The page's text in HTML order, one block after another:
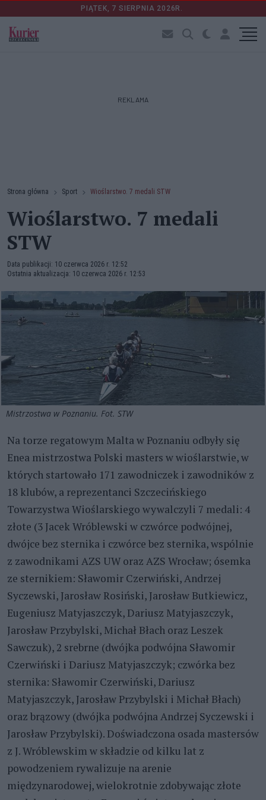
PIĄTEK, 7 SIERPNIA 2026R.
REKLAMA
Strona główna Sport Wioślarstwo. 7 medali STW
Wioślarstwo. 7 medali
STW
Data publikacji: 10 czerwca 2026 r. 12:52
Ostatnia aktualizacja: 10 czerwca 2026 r. 12:53
Mistrzostwa w Poznaniu. Fot. STW
Na torze regatowym Malta w Poznaniu odbyły się
Enea mistrzostwa Polski masters w wioślarstwie, w
których startowało 171 zawodniczek i zawodników z
18 klubów, a reprezentanci Szczecińskiego
Towarzystwa Wioślarskiego wywalczyli 7 medali: 4
złote (3 Jacek Wróblewski w czwórce podwójnej,
dwójce bez sternika i czwórce bez sternika, wspólnie
z zawodnikami AZS UW oraz AZS Wrocław; ósemka
ze sternikiem: Sławomir Czerwiński, Andrzej
Syczewski, Jarosław Rosiński, Jarosław Butkiewicz,
Eugeniusz Matyjaszczyk, Dariusz Matyjaszczyk,
Jarosław Przybylski, Michał Błach oraz Leszek
Sawczuk), 2 srebrne (dwójka podwójna Sławomir
Czerwiński i Dariusz Matyjaszczyk; czwórka bez
sternika: Sławomir Czerwiński, Dariusz
Matyjaszczyk, Jarosław Przybylski i Michał Błach)
oraz brązowy (dwójka podwójna Andrzej Syczewski i
Jarosław Przybylski). Doświadczona osada mastersów
z J. Wróblewskim w składzie od kilku lat z
powodzeniem rywalizuje na arenie
międzynarodowej, wielokrotnie zdobywając złote